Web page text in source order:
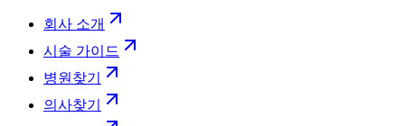
회사 소개
시술 가이드
병원찾기
의사찾기